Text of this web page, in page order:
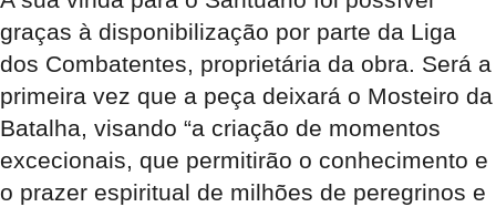
graças à disponibilização por parte da Liga
dos Combatentes, proprietária da obra. Será a
primeira vez que a peça deixará o Mosteiro da
Batalha, visando “a criação de momentos
excecionais, que permitirão o conhecimento e
o prazer espiritual de milhões de peregrinos e